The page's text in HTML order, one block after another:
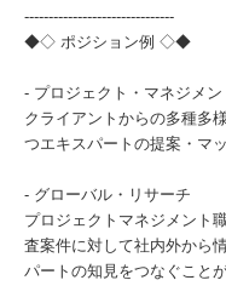
-------------------------------
◆◇ ポジション例 ◇◆
- プロジェクト・マネジメン
クライアントからの多種多
つエキスパートの提案・マ
- グローバル・リサーチ
プロジェクトマネジメント
査案件に対して社内外から
パートの知見をつなぐこと